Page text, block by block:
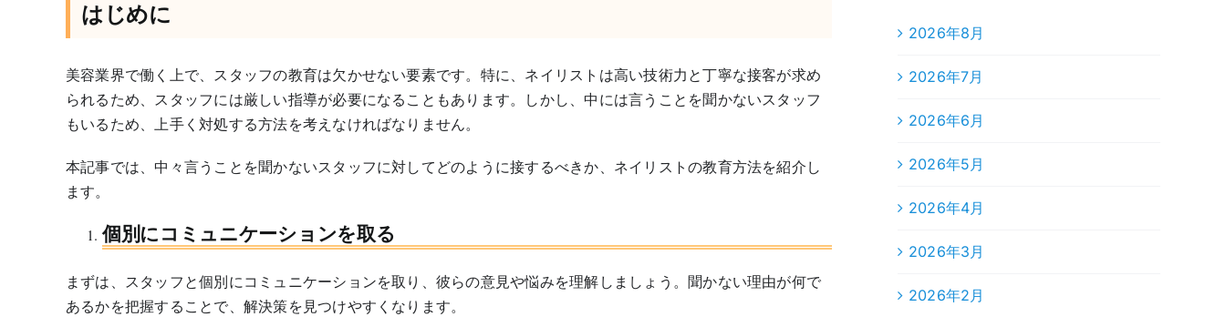
はじめに
美容業界で働く上で、スタッフの教育は欠かせない要素です。特に、ネイリストは高い技術力と丁寧な接客が求め
られるため、スタッフには厳しい指導が必要になることもあります。しかし、中には言うことを聞かないスタッフ
もいるため、上手く対処する方法を考えなければなりません。
本記事では、中々言うことを聞かないスタッフに対してどのように接するべきか、ネイリストの教育方法を紹介し
ます。
個別にコミュニケーションを取る
まずは、スタッフと個別にコミュニケーションを取り、彼らの意見や悩みを理解しましょう。聞かない理由が何で
あるかを把握することで、解決策を見つけやすくなります。
2026年8月
2026年7月
2026年6月
2026年5月
2026年4月
2026年3月
2026年2月